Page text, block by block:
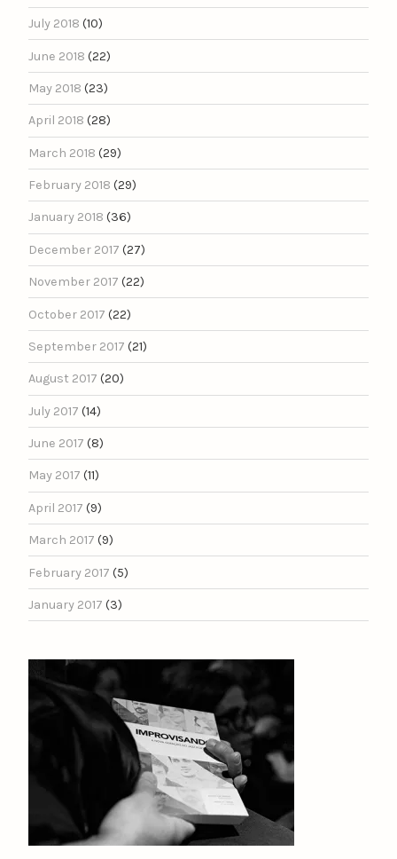
July 2018 (10)
June 2018 (22)
May 2018 (23)
April 2018 (28)
March 2018 (29)
February 2018 (29)
January 2018 (36)
December 2017 (27)
November 2017 (22)
October 2017 (22)
September 2017 (21)
August 2017 (20)
July 2017 (14)
June 2017 (8)
May 2017 (11)
April 2017 (9)
March 2017 (9)
February 2017 (5)
January 2017 (3)